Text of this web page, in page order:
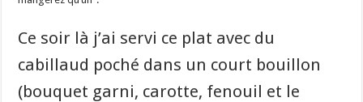
Ce soir là j’ai servi ce plat avec du
cabillaud poché dans un court bouillon
(bouquet garni, carotte, fenouil et le